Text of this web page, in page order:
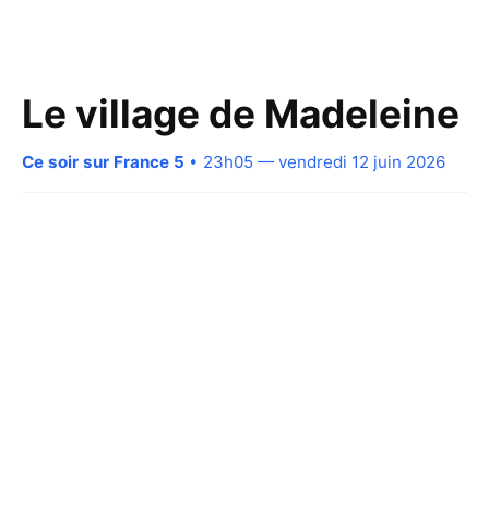
Le village de Madeleine
Ce soir sur France 5 • 23h05 — vendredi 12 juin 2026